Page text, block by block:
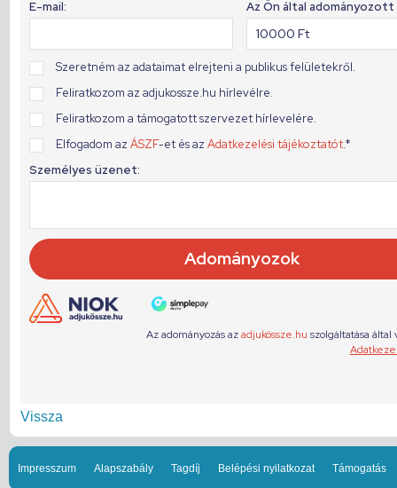
Vissza
Impresszum Alapszabály Tagdíj Belépési nyilatkozat Támogatás